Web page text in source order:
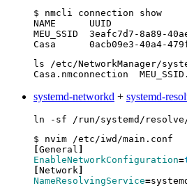
systemd-networkd + systemd-
General
EnableNetworkConfiguration=
Network
NameResolvingService=